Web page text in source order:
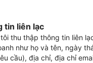
tin liên lạc
thu thập thông tin liên
như họ và tên, ngày
cầu), địa chỉ, địa chỉ